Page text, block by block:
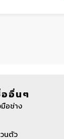
อื่นๆ
มือช่าง
นตัว